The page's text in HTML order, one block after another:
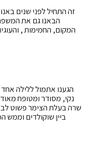
זה התחיל לפני שנים
הבאנו גם את
המקום, החמימות ,
הגענו אתמול ללילה
נקי, מסודר ומטופח
שרה בעלת הצימר פשוט
ביין שוקולדים וממש